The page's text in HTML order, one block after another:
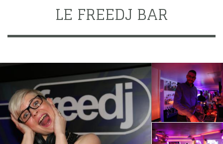
LE FREEDJ BAR